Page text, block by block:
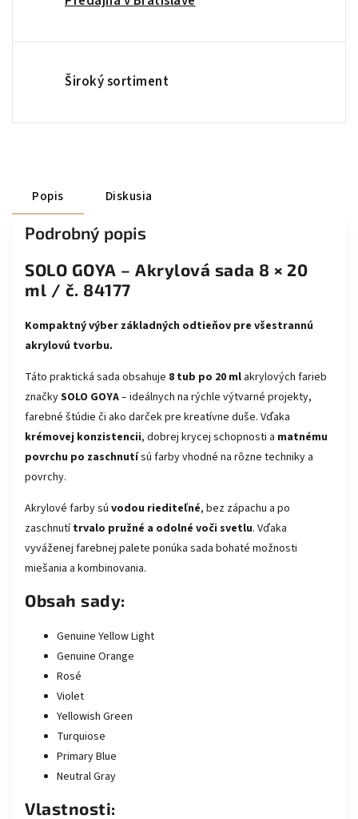
Široký sortiment
Popis Diskusia
Podrobný popis
SOLO GOYA – Akrylová sada 8 × 20
ml / č. 84177
Kompaktný výber základných odtieňov pre všestrannú
akrylovú tvorbu.
Táto praktická sada obsahuje 8 tub po 20 ml akrylových farieb
značkySOLO GOYA– ideálnych na rýchle výtvarné projekty,
farebné štúdie či ako darček pre kreatívne duše. Vďaka
krémovej konzistencii, dobrej krycej schopnosti a matnému
povrchu po zaschnutísú farby vhodné na rôzne techniky a
povrchy.
Akrylové farby sú vodou riediteľné, bez zápachu a po
zaschnutítrvalo pružné a odolné voči svetlu. Vďaka
vyváženej farebnej palete ponúka sada bohaté možnosti
miešania a kombinovania.
Obsah sady:
Genuine Yellow Light
Genuine Orange
Rosé
Violet
Yellowish Green
Turquiose
Primary Blue
Neutral Gray
Vlastnosti: